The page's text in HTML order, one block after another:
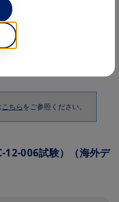
外の用法及び用量の試験成
資料であるため紹介しま
こちら をご参照ください。
12-006試験）（海外デ